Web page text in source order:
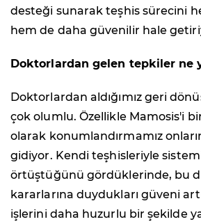
desteği sunarak teşhis sürecini
hem de daha güvenilir hale
Doktorlardan gelen tepkiler ne
Doktorlardan aldığımız geri
çok olumlu. Özellikle Mamosis'i
olarak konumlandırmamız
gidiyor. Kendi teşhisleriyle
örtüştüğünü gördüklerinde, bu
kararlarına duydukları güveni
işlerini daha huzurlu bir şekilde